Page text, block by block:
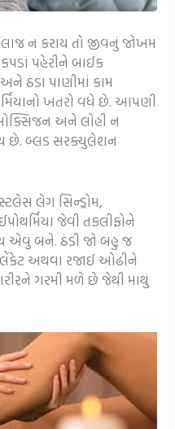
ન કરાય તો જીવનું જોખમ
પહેરીને બાઈક
ઠંડા પાણીમાં કામ
ખતરો વધે છે. આપણી
અને લોહી ન
છે. બ્લડ સરક્યુલેશન
લેગ સિન્ડ્રોમ,
જેવી તકલીફોને
એવું બને. ઠંડી જો બહુ જ
અથવા રજાઈ ઓઢીને
ગરમી મળે છે જેથી માથું